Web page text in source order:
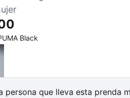
Black
persona que lleva esta prenda